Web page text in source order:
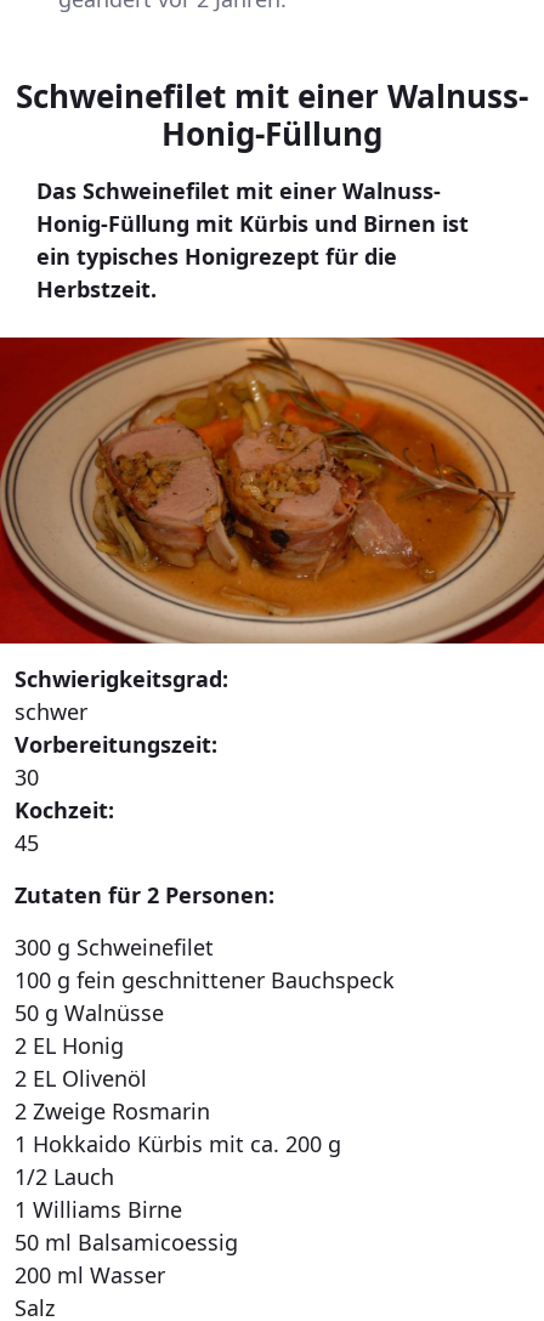
Schweinefilet mit einer Walnuss-
Honig-Füllung
Das Schweinefilet mit einer Walnuss-
Honig-Füllung mit Kürbis und Birnen ist
ein typisches Honigrezept für die
Herbstzeit.
Schwierigkeitsgrad:
schwer
Vorbereitungszeit:
30
Kochzeit:
45
Zutaten für 2 Personen:
300 g Schweinefilet
100 g fein geschnittener Bauchspeck
50 g Walnüsse
2 EL Honig
2 EL Olivenöl
2 Zweige Rosmarin
1 Hokkaido Kürbis mit ca. 200 g
1/2 Lauch
1 Williams Birne
50 ml Balsamicoessig
200 ml Wasser
Salz